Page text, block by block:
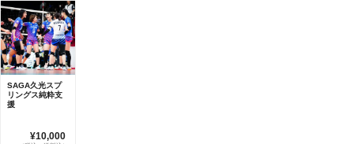
SAGA久光スプ
リングス純粋支
援
¥10,000